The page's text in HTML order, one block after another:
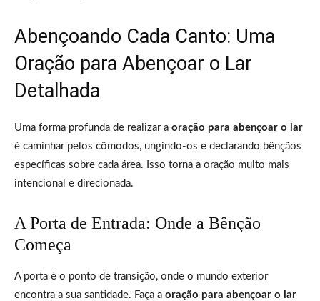
Abençoando Cada Canto: Uma
Oração para Abençoar o Lar
Detalhada
Uma forma profunda de realizar a oração para abençoar o lar
é caminhar pelos cômodos, ungindo-os e declarando bênçãos
específicas sobre cada área. Isso torna a oração muito mais
intencional e direcionada.
A Porta de Entrada: Onde a Bênção
Começa
A porta é o ponto de transição, onde o mundo exterior
encontra a sua santidade. Faça a oração para abençoar o lar